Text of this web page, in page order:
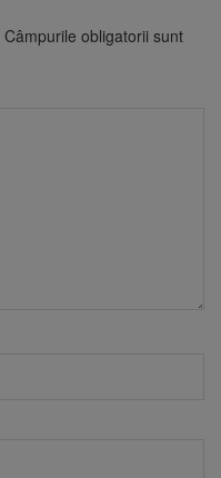
Câmpurile obligatorii sunt